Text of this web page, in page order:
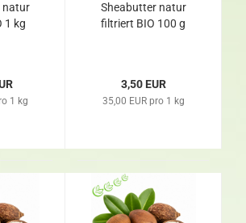
natur
1 kg
1 kg
Sheabutter natur
filtriert BIO 100 g
3,50 EUR
35,00 EUR pro 1 kg